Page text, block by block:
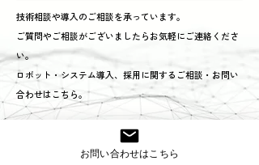
技術相談や導入のご相談を承っています。
ご質問やご相談がございましたらお気軽にご連絡くださ
い。
ロボット・システム導入、採用に関するご相談・お問い
合わせはこちら。
TEL:0568-71-6571
お問い合わせはこちら